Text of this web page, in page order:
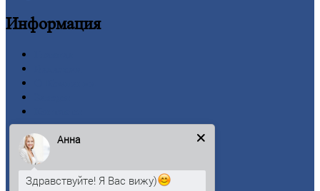
Информация
Прайс-лист
Новости
Личный
Оформлениезаказа
Оплата
Анна
Здравствуйте! Я Вас вижу)